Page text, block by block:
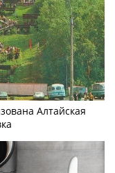
Алтайская